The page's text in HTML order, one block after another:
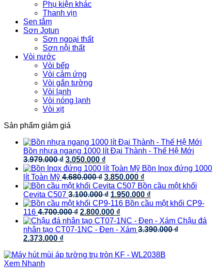
Phụ kiện khác
Thanh vịn
Sen tắm
Sơn Jotun
Sơn ngoại thất
Sơn nội thất
Vòi nước
Vòi bếp
Vòi cảm ứng
Vòi gắn tường
Vòi lạnh
Vòi nóng lạnh
Vòi xịt
Sản phẩm giảm giá
Bồn nhựa ngang 1000 lít Đại Thành - Thế Hệ Mới
3.979.000₫ Giá
gốc
là:
3.979.000 ₫.
3.050.000 ₫Giá
hiện
tại
là:
3.050.000 ₫.
Bồn Inox đứng 1000
lít Toàn Mỹ 4.680.000₫ Giá
gốc
là:
4.680.000 ₫.
3.850.000 ₫Giá
hiện
tại
là:
Bồn cầu một khối
Cevita C507 3.100.000₫ Giá
gốc
là:
3.100.000 ₫.
1.950.000 ₫Giá
hiện
là:
1.950.000 ₫.
Bồn cầu một khối CP9-
116 4.700.000₫ Giá
gốc
là:
2.800.000 ₫Giá
hiện
tại
Chậu đá
nhân tạo CT07-1NC - Đen - Xám 3.390.000₫
Giá
là:
3.390.000 ₫.
2.373.000 ₫Giá
tại
Xem Nhanh